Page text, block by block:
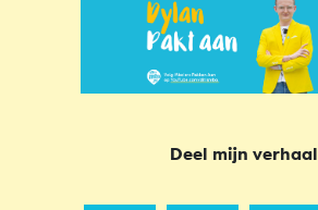
Deel mijn verhaal